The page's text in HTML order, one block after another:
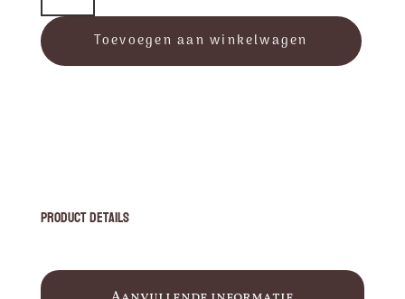
Leaning
Heart
-
Toevoegen aan winkelwagen
Product Details